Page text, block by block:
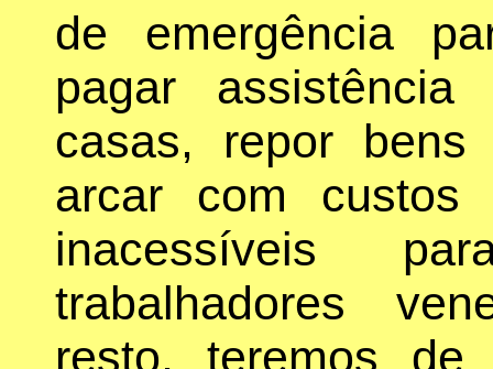
de emergência
pagar assistência
casas, repor
arcar com custos
inacessíveis
trabalhadores
resto, teremos